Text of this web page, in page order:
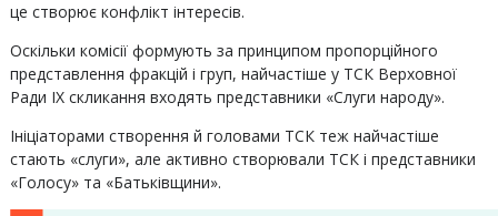
це створює конфлікт інтересів.
Оскільки комісії формують за принципом пропорційного
представлення фракцій і груп, найчастіше у ТСК Верховної
Ради IX скликання входять представники «Слуги народу».
Ініціаторами створення й головами ТСК теж найчастіше
стають «слуги», але активно створювали ТСК і представники
«Голосу» та «Батьківщини».